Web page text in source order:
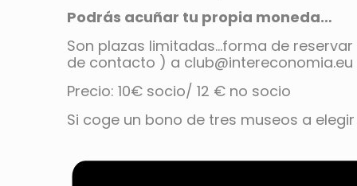
Podrás acuñar tu propia moneda…
Son plazas limitadas…forma de
de contacto ) a club@intereconomia.eu
Precio: 10€ socio/ 12 € no socio
Si coge un bono de tres museos a